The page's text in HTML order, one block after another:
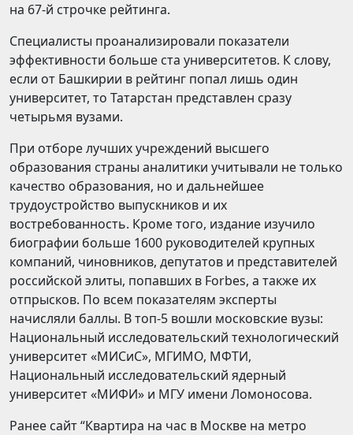
на 67-й строчке рейтинга.
Специалисты проанализировали показатели
эффективности больше ста университетов. К слову,
если от Башкирии в рейтинг попал лишь один
университет, то Татарстан представлен сразу
четырьмя вузами.
При отборе лучших учреждений высшего
образования страны аналитики учитывали не только
качество образования, но и дальнейшее
трудоустройство выпускников и их
востребованность. Кроме того, издание изучило
биографии больше 1600 руководителей крупных
компаний, чиновников, депутатов и представителей
российской элиты, попавших в Forbes, а также их
отпрысков. По всем показателям эксперты
начисляли баллы. В топ-5 вошли московские вузы:
Национальный исследовательский технологический
университет «МИСиС», МГИМО, МФТИ,
Национальный исследовательский ядерный
университет «МИФИ» и МГУ имени Ломоносова.
Ранее сайт “Квартира на час в Москве на метро